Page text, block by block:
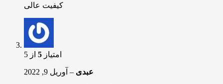
کیفیت عالی
امتیاز 5 از 5
عبدی – آوریل 9, 2022